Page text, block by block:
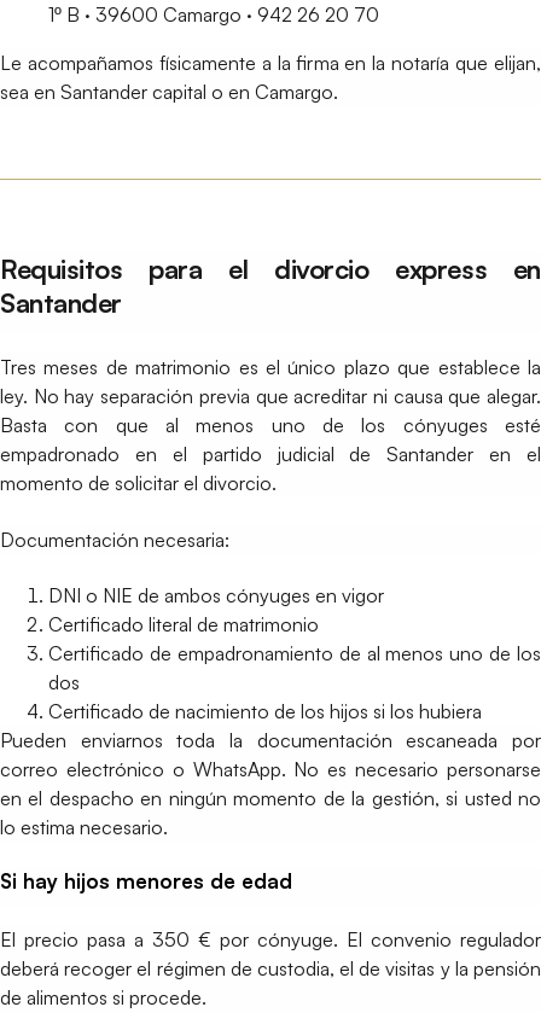
1º B · 39600 Camargo · 942 26 20 70
Le acompañamos físicamente a la firma en la notaría que elijan,
sea en Santander capital o en Camargo.
Requisitos para el divorcio express en
Santander
Tres meses de matrimonio es el único plazo que establece la
ley. No hay separación previa que acreditar ni causa que alegar.
Basta con que al menos uno de los cónyuges esté
empadronado en el partido judicial de Santander en el
momento de solicitar el divorcio.
Documentación necesaria:
DNI o NIE de ambos cónyuges en vigor
Certificado literal de matrimonio
Certificado de empadronamiento de al menos uno de los
dos
Certificado de nacimiento de los hijos si los hubiera
Pueden enviarnos toda la documentación escaneada por
correo electrónico o WhatsApp. No es necesario personarse
en el despacho en ningún momento de la gestión, si usted no
lo estima necesario.
Si hay hijos menores de edad
El precio pasa a 350 € por cónyuge. El convenio regulador
deberá recoger el régimen de custodia, el de visitas y la pensión
de alimentos si procede.